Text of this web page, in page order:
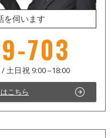
を伺います
703
こちら